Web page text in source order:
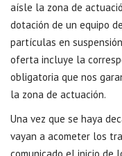
aísle la zona de
dotación de un equipo
partículas en
oferta incluye la
obligatoria que nos
la zona de actuación.
Una vez que se haya
vayan a acometer los